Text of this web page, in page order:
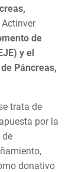
de
y el
Páncreas,
trata de
por la
donativo